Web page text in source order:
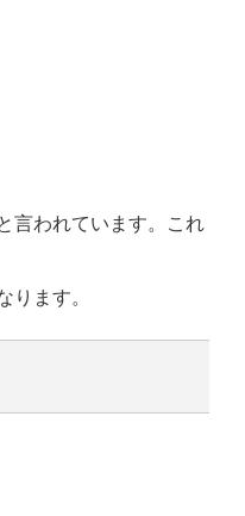
言われています。これ
ります。